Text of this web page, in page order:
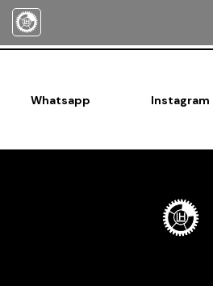
Whatsapp Instagram